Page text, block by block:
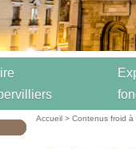
Accueil >Contenus froid à